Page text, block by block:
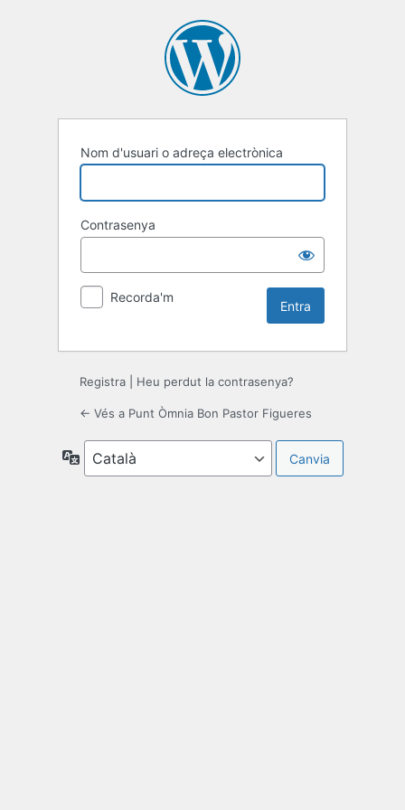
Nom d'usuari o adreça electrònica
Contrasenya
Recorda'm
Registra Heu perdut la contrasenya?
← Vés a Punt Òmnia Bon Pastor Figueres
Idioma